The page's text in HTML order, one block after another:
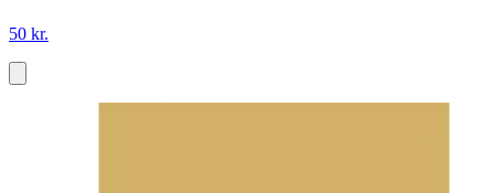
50 kr.